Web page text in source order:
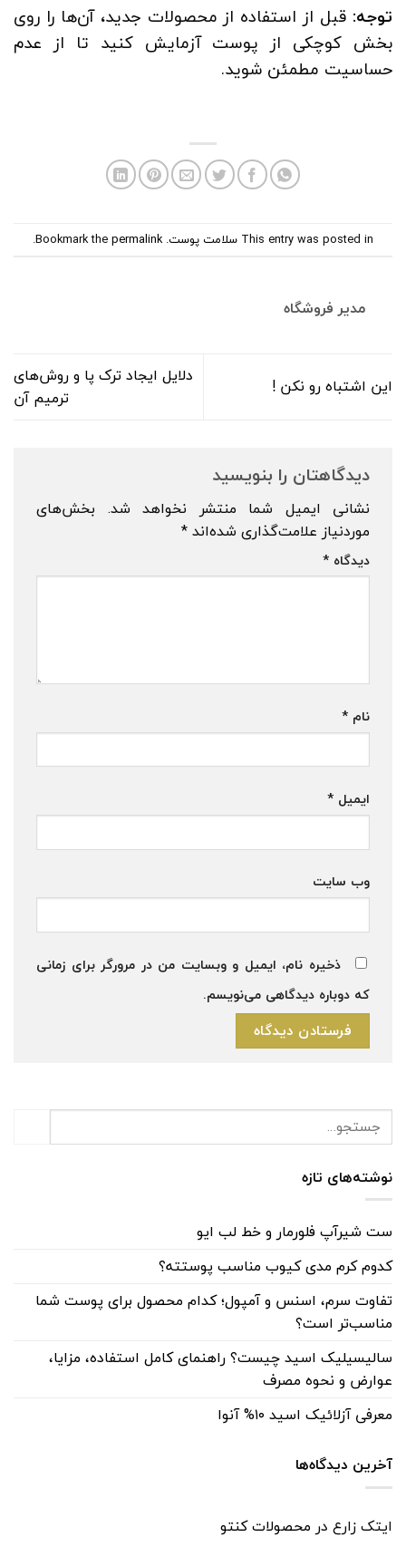
توجه: قبل از استفاده از محصولات جدید، آن‌ها را روی
بخش کوچکی از پوست آزمایش کنید تا از عدم
حساسیت مطمئن شوید.
This entry was posted in سلامت پوست. Bookmark the
permalink
.
مدیر فروشگاه
این اشتباه رو نکن !
دلایل ایجاد ترک پا و روش‌های
ترمیم آن
دیدگاهتان را بنویسید
نشانی ایمیل شما منتشر نخواهد شد. بخش‌های
موردنیاز علامت‌گذاری شده‌اند*
دیدگاه *
نام *
ایمیل *
وب‌ سایت
ذخیره نام، ایمیل و وبسایت من در مرورگر برای زمانی
که دوباره دیدگاهی می‌نویسم.
نوشته‌های تازه
ست شیرآپ فلورمار و خط لب ایو
کدوم کرم مدی کیوب مناسب پوستته؟
تفاوت سرم، اسنس و آمپول؛ کدام محصول برای پوست شما
مناسب‌تر است؟
سالیسیلیک اسید چیست؟ راهنمای کامل استفاده، مزایا،
عوارض و نحوه مصرف
معرفی آزلائیک اسید ۱۰% آنوا
آخرین دیدگاه‌ها
ایتک زارع در محصولات کنتو